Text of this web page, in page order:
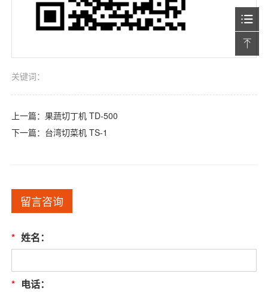
关键词：
上一篇：果蔬切丁机 TD-500
下一篇： 台湾切菜机 TS-1
留言咨询
* 姓名：
* 电话：